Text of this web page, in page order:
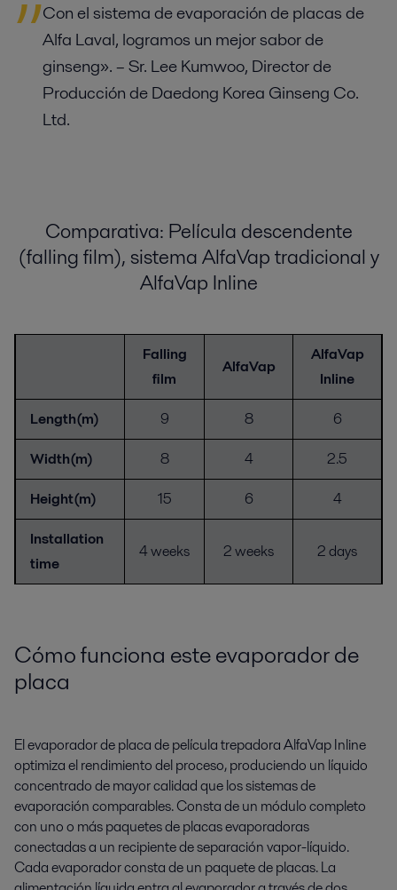
Con el sistema de evaporación de placas de
Alfa Laval, logramos un mejor sabor de
ginseng». – Sr. Lee Kumwoo, Director de
Producción de Daedong Korea Ginseng Co.
Ltd.
Comparativa: Película descendente
(falling film), sistema AlfaVap tradicional y
AlfaVap Inline
Falling
film
AlfaVap
AlfaVap
Inline
Length(m)
9 8
6
Width(m)
8 4
2.5
Height(m)
15 6
4
Installation
time
4 weeks 2 weeks 2 days
Cómo funciona este evaporador de
placa
El evaporador de placa de película trepadora AlfaVap Inline
optimiza el rendimiento del proceso, produciendo un líquido
concentrado de mayor calidad que los sistemas de
evaporación comparables. Consta de un módulo completo
con uno o más paquetes de placas evaporadoras
conectadas a un recipiente de separación vapor-líquido.
Cada evaporador consta de un paquete de placas.La